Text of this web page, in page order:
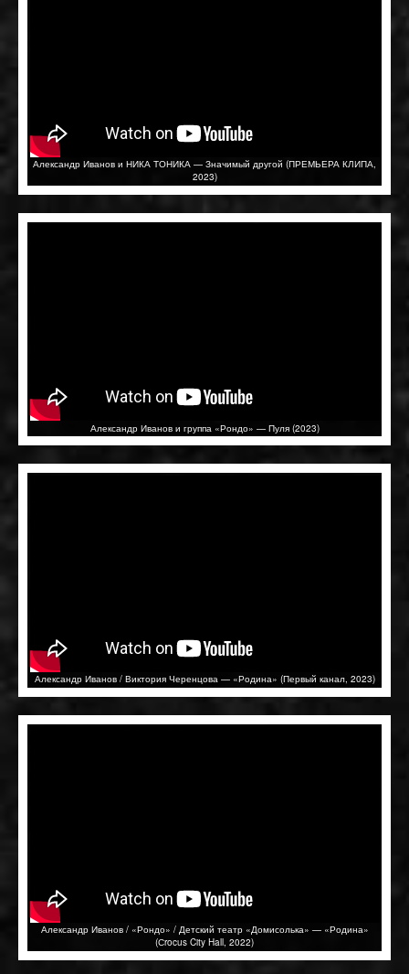
Александр Иванов и НИКА ТОНИКА — Значимый другой (ПРЕМЬЕРА КЛИПА,
2023)
Александр Иванов и группа «Рондо» — Пуля (2023)
Александр Иванов / Виктория Черенцова — «Родина» (Первый канал, 2023)
Александр Иванов / «Рондо» / Детский театр «Домисолька» — «Родина»
(Сrocus City Hall, 2022)